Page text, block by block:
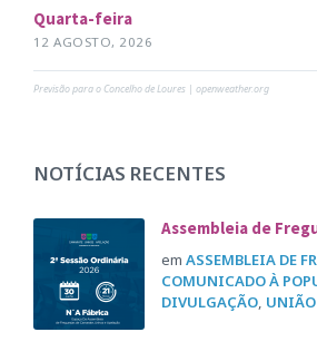
Quarta-feira
12 AGOSTO, 2026
Previsão para o Concelho de Loures | openweather.org
NOTÍCIAS RECENTES
Assembleia de
em ASSEMBLEIA DE
COMUNICADO À
DIVULGAÇÃO, UNIÃO